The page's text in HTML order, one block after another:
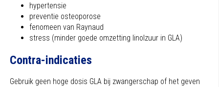
hypertensie
preventie osteoporose
fenomeen van Raynaud
stress (minder goede omzetting linolzuur in GLA)
Contra-indicaties
Gebruik geen hoge dosis GLA bij zwangerschap of het geven